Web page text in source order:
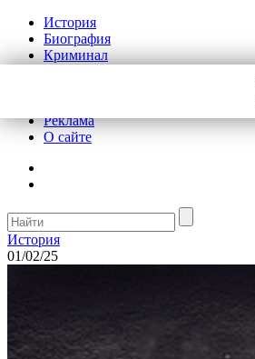
История
Биография
Криминал
Реклама
О сайте
История
01/02/25